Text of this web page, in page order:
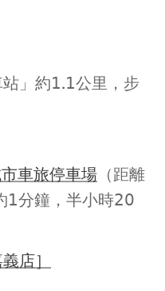
」約𝟣.𝟣公里，步
車旅停車場 （距離
𝟣分鐘，半小時𝟤𝟢
店］